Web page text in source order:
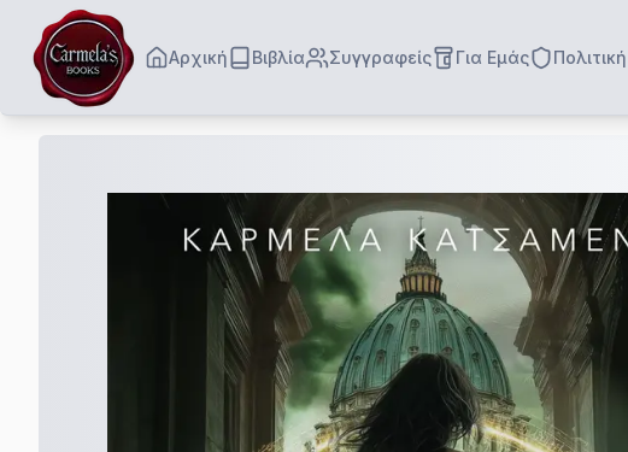
Αρχική Βιβλία Συγγραφείς Για Εμάς